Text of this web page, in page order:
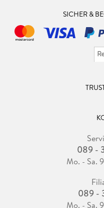
SICHER &
089 -
Mo. - Sa.
089 -
Mo. - Sa.